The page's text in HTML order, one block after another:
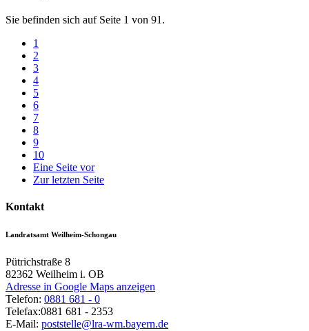
Sie befinden sich auf Seite 1 von 91.
1
2
3
4
5
6
7
8
9
10
Eine Seite vor
Zur letzten Seite
Kontakt
Landratsamt Weilheim-Schongau
Pütrichstraße 8
82362 Weilheim i. OB
Adresse in Google Maps anzeigen
Telefon: 0881 681 - 0
Telefax:0881 681 - 2353
E-Mail: poststelle@lra-wm.bayern.de